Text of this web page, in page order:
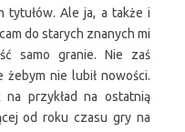
tytułów. Ale ja, a także i
do starych znanych mi
samo granie. Nie zaś
żebym nie lubił nowości.
przykład na ostatnią
od roku czasu gry na